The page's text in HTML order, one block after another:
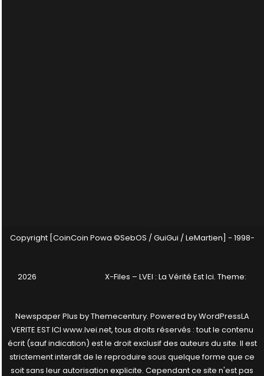
Copyright [CoinCoin Powa ©SebOS / GuiGui / LeMartien] - 1998-
2026 X-Files – LVEI : La Vérité Est Ici. Theme:
Newspaper Plus byThemecentury. Powered byWordPressLA
VERITE EST ICI www.lvei.net, tous droits réservés : tout le contenu
écrit (sauf indication) est le droit exclusif des auteurs du site. Il est
strictement interdit de le reproduire sous quelque forme que ce
soit sans leur autorisation explicite. Cependant ce site n'est pas